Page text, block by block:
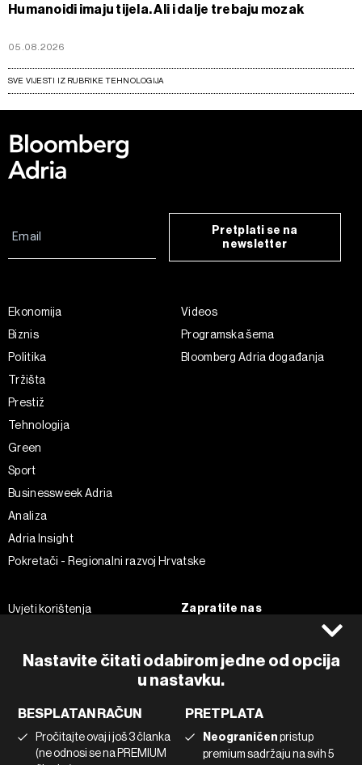
Humanoidi imaju tijela. Ali i dalje trebaju mozak
05.08.2026
SVE VIJESTI IZ RUBRIKE TEHNOLOGIJA
Nastavite čitati odabirom jedne od opcija
u nastavku.
BESPLATAN RAČUN
Pročitajte ovaj i još 3 članka
(ne odnosi se na PREMIUM
PRETPLATA
Neograničenpristup
premium sadržaju na svih 5
Pretplati se na
newsletter
Ekonomija
Biznis
Politika
Tržišta
Prestiž
Tehnologija
Green
Sport
Businessweek Adria
Analiza
Adria Insight
Pokretači - Regionalni razvoj Hrvatske
Videos
Programska šema
Bloomberg Adria događanja
Uvjeti korištenja
Politika kolačića
Korištenje umjetne inteligencije
Zapratite nas
Instagram
Twitter
Tiktok